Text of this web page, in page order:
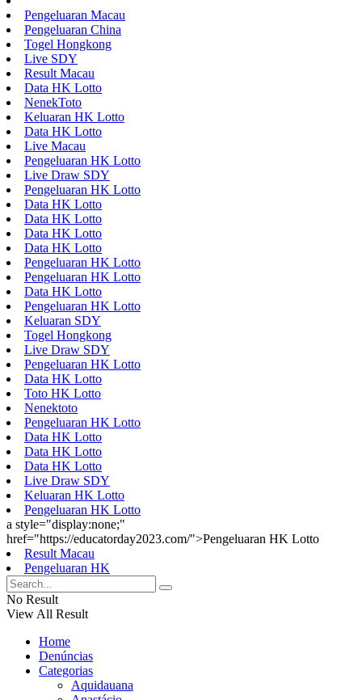
Pengeluaran Macau
Pengeluaran China
Togel Hongkong
Live SDY
Result Macau
Data HK Lotto
NenekToto
Keluaran HK Lotto
Data HK Lotto
Live Macau
Pengeluaran HK Lotto
Live Draw SDY
Pengeluaran HK Lotto
Data HK Lotto
Data HK Lotto
Data HK Lotto
Data HK Lotto
Pengeluaran HK Lotto
Pengeluaran HK Lotto
Data HK Lotto
Pengeluaran HK Lotto
Keluaran SDY
Togel Hongkong
Live Draw SDY
Pengeluaran HK Lotto
Data HK Lotto
Toto HK Lotto
Nenektoto
Pengeluaran HK Lotto
Data HK Lotto
Data HK Lotto
Data HK Lotto
Live Draw SDY
Keluaran HK Lotto
Pengeluaran HK Lotto
a style="display:none;"
href="https://educatorday2023.com/">Pengeluaran HK Lotto
Result Macau
Pengeluaran HK
No Result
View All Result
Home
Denúncias
Categorias
Aquidauana